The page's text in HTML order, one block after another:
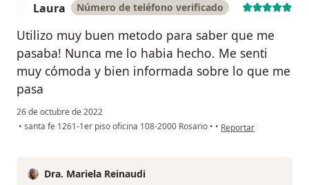
Laura Número de teléfono verificado
Utilizo muy buen metodo para saber que me
pasaba! Nunca me lo habia hecho. Me senti
muy cómoda y bien informada sobre lo que me
pasa
26 de octubre de 2022
• santa fe 1261-1er piso oficina 108-2000 Rosario • • en opinión del usuario
Reportar
Dra. Mariela Reinaudi